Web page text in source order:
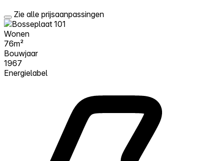
Zie alle prijsaanpassingen
Wonen
76m²
Bouwjaar
1967
Energielabel